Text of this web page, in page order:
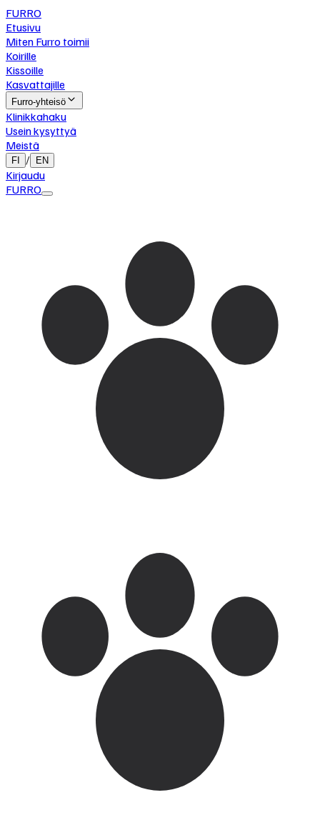
FURRO
Etusivu
Miten Furro toimii
Koirille
Kissoille
Kasvattajille
Furro-yhteisö
Klinikkahaku
Usein kysyttyä
Meistä
FI / EN
Kirjaudu
FURRO